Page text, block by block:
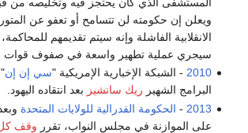
ويعلن إن حكومته لن تتسامح أو تعفو عن
الانقلابية الفاشلة وإنه سيتم تقديمهم
سيجري عملية تطهير واسعة في صفوف قوات
2010 - الشبكة الإخبارية الإمريكية "سي إن إن
البرامج الشهير ريك سانشيز بعد انتقاده اليهود.
2013
- الحكومة الفدرالية للولايات المتحدة
على الموازنة في مجلس النواب، تقرر وقف كل